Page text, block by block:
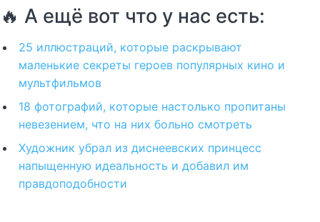
🔥 А ещё вот что у нас есть:
25 иллюстраций, которые раскрывают
маленькие секреты героев популярных кино и
мультфильмов
18 фотографий, которые настолько пропитаны
невезением, что на них больно смотреть
Художник убрал из диснеевских принцесс
напыщенную идеальность и добавил им
правдоподобности